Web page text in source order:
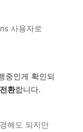
사용자로
중인게 확인되
환합니다.
해도 되지만